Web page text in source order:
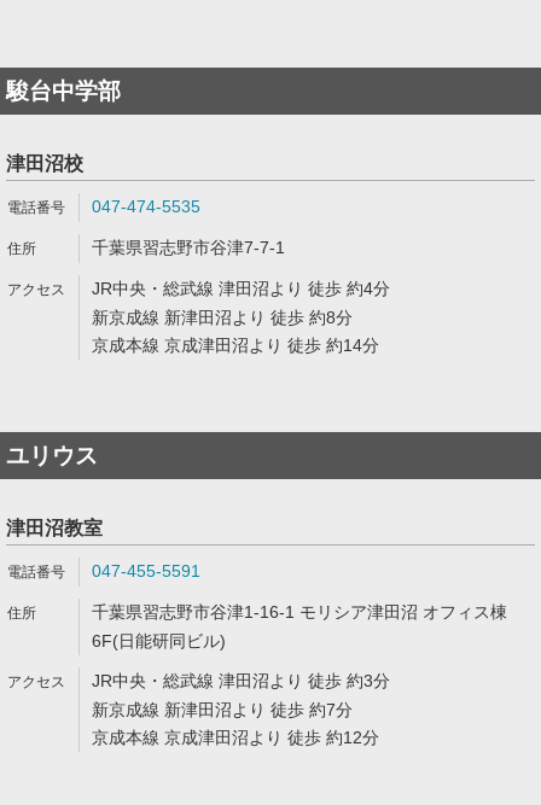
駿台中学部
津田沼校
047-474-5535
千葉県習志野市谷津7-7-1
JR中央・総武線 津田沼より 徒歩 約4分
新京成線 新津田沼より 徒歩 約8分
京成本線 京成津田沼より 徒歩 約14分
ユリウス
津田沼教室
047-455-5591
千葉県習志野市谷津1-16-1 モリシア津田沼 オフィス棟
6F(日能研同ビル)
JR中央・総武線 津田沼より 徒歩 約3分
新京成線 新津田沼より 徒歩 約7分
京成本線 京成津田沼より 徒歩 約12分